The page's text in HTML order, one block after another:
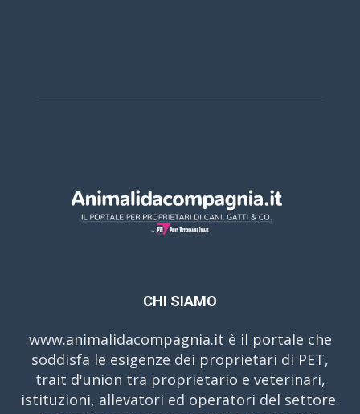
CHI SIAMO
www.animalidacompagnia.it è il portale che
soddisfa le esigenze dei proprietari di PET,
trait d'union tra proprietario e veterinari,
istituzioni, allevatori ed operatori del settore.